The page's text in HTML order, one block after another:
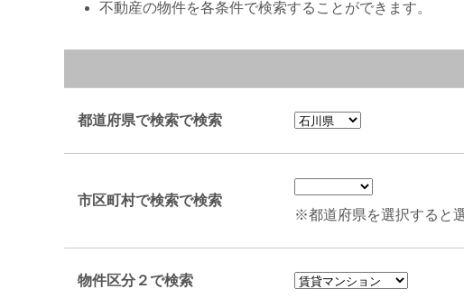
不動産の物件を各条件で検索することができます。
都道府県で検索で検索
市区町村で検索で検索
※都道府県を選択すると
物件区分２で検索